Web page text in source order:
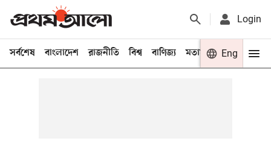
Login
সর্বশেষ বাংলাদেশ রাজনীতি বিশ্ব বাণিজ্য মতামত খেলা
Eng